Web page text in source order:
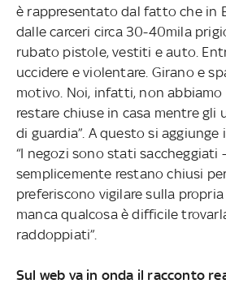
è rappresentato dal fatto che in
dalle carceri circa 30-40mila
rubato pistole, vestiti e auto.
uccidere e violentare. Girano e
motivo. Noi, infatti, non
restare chiuse in casa mentre
di guardia”. A questo si aggiunge
“I negozi sono stati saccheggiati
semplicemente restano chiusi
preferiscono vigilare sulla propria
manca qualcosa è difficile
raddoppiati”.
Sul web va in onda il racconto